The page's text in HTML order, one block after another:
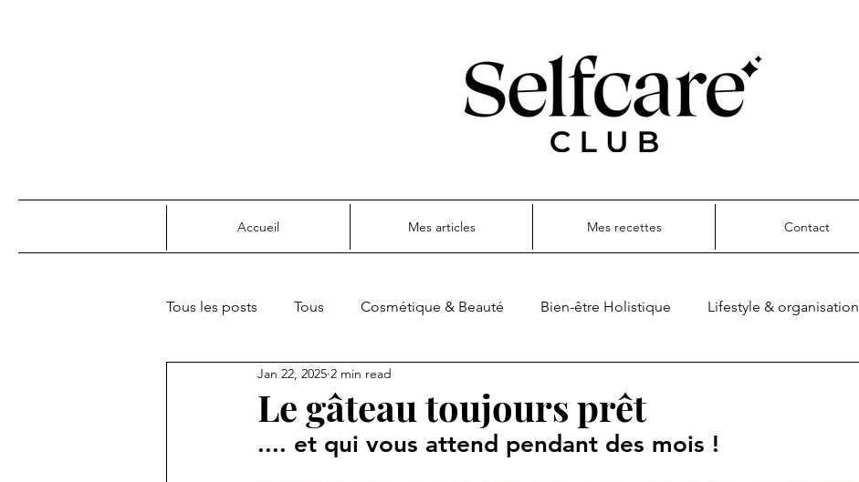
Accueil Mes articles Mes recettes Contact
Tous les posts Tous Cosmétique & Beauté Bien-être Holistique Lifestyle & organisation
Joie de vivre & confort Recettes
Le gâteau toujours prêt
Jan 22, 2025 2 min read
.... et qui vous attend pendant des mois !